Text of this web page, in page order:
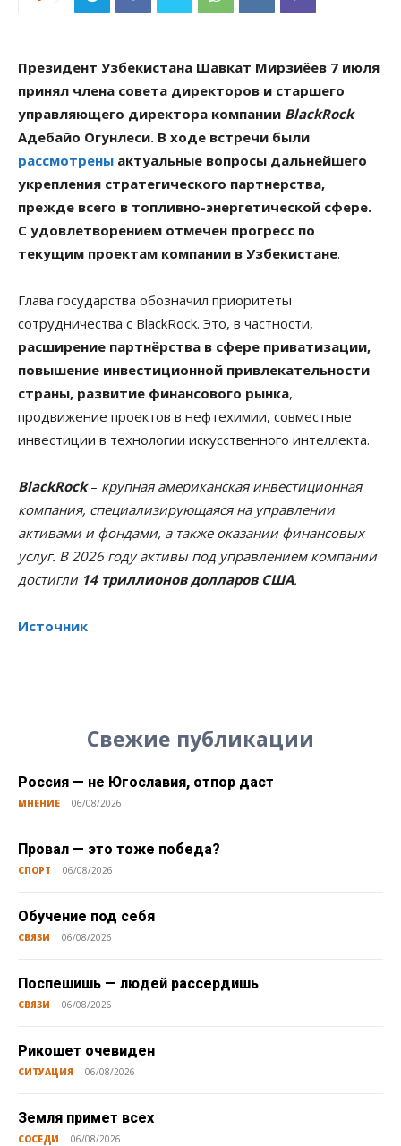
Президент Узбекистана Шавкат Мирзиёев 7 июля
принял члена совета директоров и старшего
управляющего директора компании BlackRock
Адебайо Огунлеси. В ходе встречи были
рассмотрены актуальные вопросы дальнейшего
укрепления стратегического партнерства,
прежде всего в топливно-энергетической сфере.
С удовлетворением отмечен прогресс по
текущим проектам компании в Узбекистане.
Глава государства обозначил приоритеты
сотрудничества с BlackRock. Это, в частности,
расширение партнёрства в сфере приватизации,
повышение инвестиционной привлекательности
страны, развитие финансового рынка,
продвижение проектов в нефтехимии, совместные
инвестиции в технологии искусственного интеллекта.
BlackRock– крупная американская инвестиционная
компания, специализирующаяся на управлении
активами и фондами, а также оказании финансовых
услуг. В 2026 году активы под управлением компании
достигли 14 триллионов долларов США.
Источник
Свежие публикации
Россия — не Югославия, отпор даст
МНЕНИЕ 06/08/2026
Провал — это тоже победа?
СПОРТ 06/08/2026
Обучение под себя
СВЯЗИ 06/08/2026
Поспешишь — людей рассердишь
СВЯЗИ 06/08/2026
Рикошет очевиден
СИТУАЦИЯ 06/08/2026
Земля примет всех
СОСЕДИ 06/08/2026